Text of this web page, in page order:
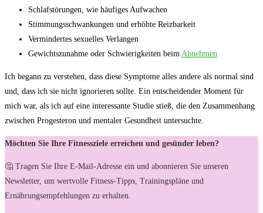
Schlafstörungen, wie häufiges Aufwachen
Stimmungsschwankungen und erhöhte Reizbarkeit
Vermindertes sexuelles Verlangen
Gewichtszunahme oder Schwierigkeiten beim⁣ Abnehmen
Ich begann zu verstehen, dass diese⁣ Symptome alles ⁤andere als ‍normal sind
und, ⁢dass​ ich‌ sie nicht ignorieren sollte. Ein ⁢entscheidender Moment für
mich war, als ich auf eine interessante Studie stieß, ⁣die den Zusammenhang
zwischen‌ Progesteron und‍ mentaler Gesundheit untersuchte.
Möchten Sie Ihre Fitnessziele erreichen und gesünder leben?
🤔 Tragen Sie Ihre E-Mail-Adresse ein und abonnieren Sie unseren
Newsletter, um wertvolle Fitness-Tipps, Trainingspläne und
Ernährungsempfehlungen zu erhalten.